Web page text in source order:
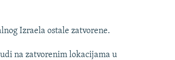
Izraela ostale zatvorene.
na zatvorenim lokacijama u